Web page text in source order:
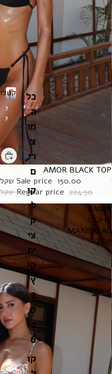
כל
ה
מו
צ
רי
ם
קו
ל
ק
צי
ית
קי
ץ
2
0
2
6
קו
ק
ט
ו
ג
SALE
AMOR BLACK TOP
Sale price 150.00 שקל
Regular price 224.50 שקל
AMOR
LIGHT
MANDALAS
TOP